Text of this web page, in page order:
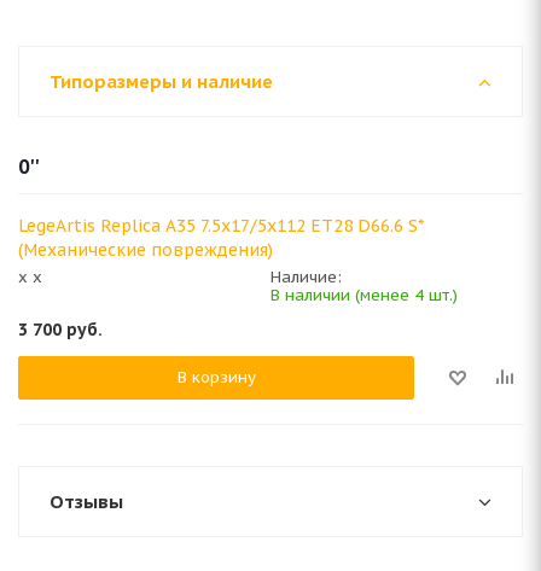
Типоразмеры и наличие
0''
LegeArtis Replica A35 7.5x17/5x112 ET28 D66.6 S*
(Механические повреждения)
x x
Наличие:
В наличии (менее 4 шт.)
3 700 руб.
В корзину
Отзывы